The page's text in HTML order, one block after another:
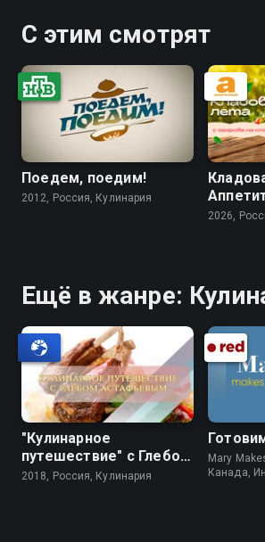
С этим смотрят
Поедем, поедим!
2012, Россия, Кулинария
2026,
Ещё в жанре:
"Кулинарное
путешествие" с Глебом
Астафьевым
2018, Россия, Кулинария
Mary
Канада,